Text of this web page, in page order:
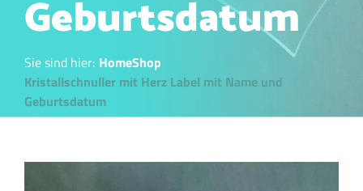
Geburtsdatum
Sie sind hier: HomeShop
Kristallschnuller mit Herz Label mit Name und
Geburtsdatum